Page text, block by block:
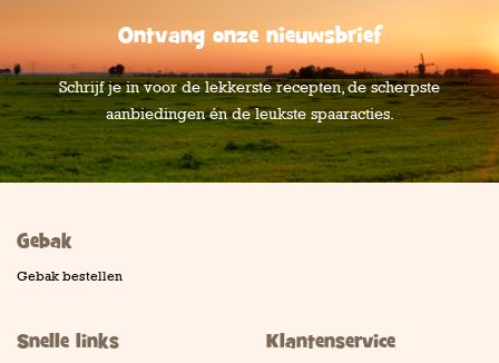
Ontvang onze nieuwsbrief
Schrijf je in voor de lekkerste recepten, de scherpste
aanbiedingen én de leukste spaaracties.
Gebak
Gebak bestellen
Snelle links Klantenservice